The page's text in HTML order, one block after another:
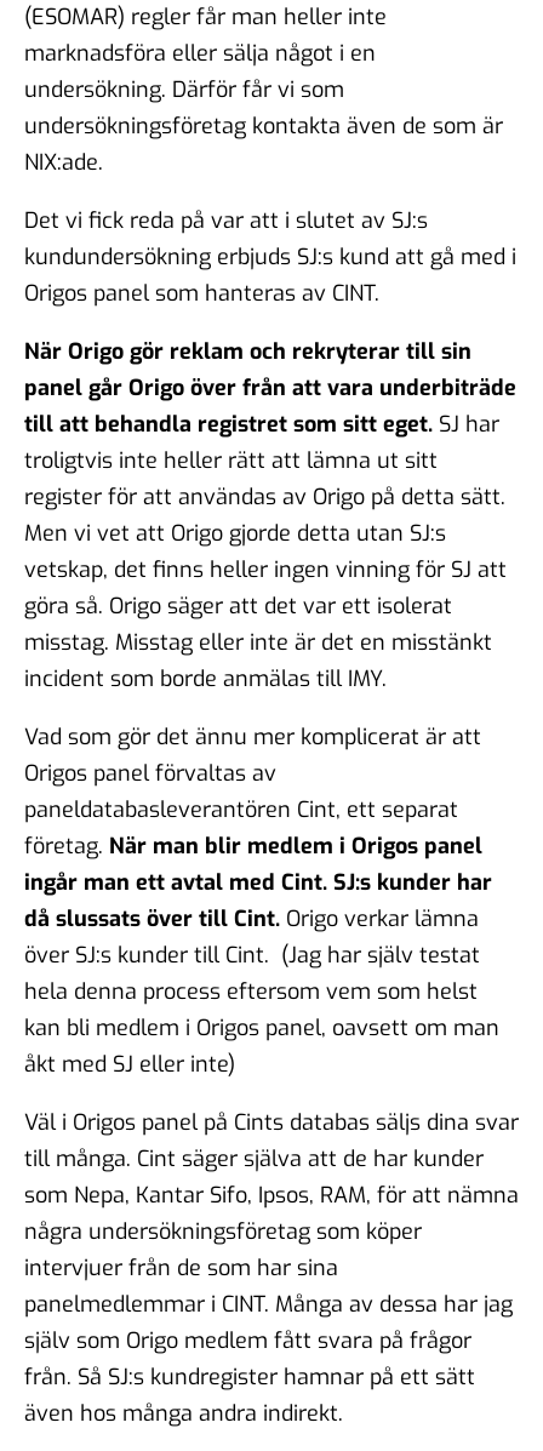
(ESOMAR) regler får man heller inte
marknadsföra eller sälja något i en
undersökning. Därför får vi som
undersökningsföretag kontakta även de som är
NIX:ade.
Det vi fick reda på var att i slutet av SJ:s
kundundersökning erbjuds SJ:s kund att gå med i
Origos panel som hanteras av CINT.
När Origo gör reklam och rekryterar till sin
panel går Origo över från att vara underbiträde
till att behandla registret som sitt eget. SJ har
troligtvis inte heller rätt att lämna ut sitt
register för att användas av Origo på detta sätt.
Men vi vet att Origo gjorde detta utan SJ:s
vetskap, det finns heller ingen vinning för SJ att
göra så. Origo säger att det var ett isolerat
misstag. Misstag eller inte är det en misstänkt
incident som borde anmälas till IMY.
Vad som gör det ännu mer komplicerat är att
Origos panel förvaltas av
paneldatabasleverantören Cint, ett separat
företag. När man blir medlem i Origos panel
ingår man ett avtal med Cint. SJ:s kunder har
då slussats över till Cint. Origo verkar lämna
över SJ:s kunder till Cint. (Jag har själv testat
hela denna process eftersom vem som helst
kan bli medlem i Origos panel, oavsett om man
åkt med SJ eller inte)
Väl i Origos panel på Cints databas säljs dina svar
till många. Cint säger själva att de har kunder
som Nepa, Kantar Sifo, Ipsos, RAM, för att nämna
några undersökningsföretag som köper
intervjuer från de som har sina
panelmedlemmar i CINT. Många av dessa har jag
själv som Origo medlem fått svara på frågor
från. Så SJ:s kundregister hamnar på ett sätt
även hos många andra indirekt.